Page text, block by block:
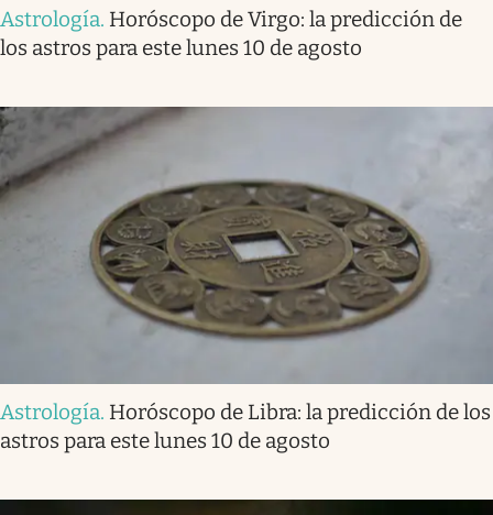
Astrología. Horóscopo de Virgo: la predicción de
los astros para este lunes 10 de agosto
Astrología. Horóscopo de Libra: la predicción de los
astros para este lunes 10 de agosto